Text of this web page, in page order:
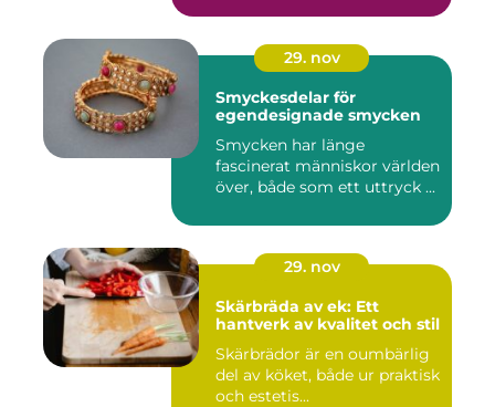
29. nov
Smyckesdelar för
egendesignade smycken
Smycken har länge
fascinerat människor världen
över, både som ett uttryck ...
29. nov
Skärbräda av ek: Ett
hantverk av kvalitet och stil
Skärbrädor är en oumbärlig
del av köket, både ur praktisk
och estetis...